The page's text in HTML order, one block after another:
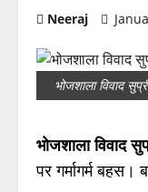
Neeraj
भोजशाला विवाद
भोजशाला विवाद
पर गर्मागर्म बहस।